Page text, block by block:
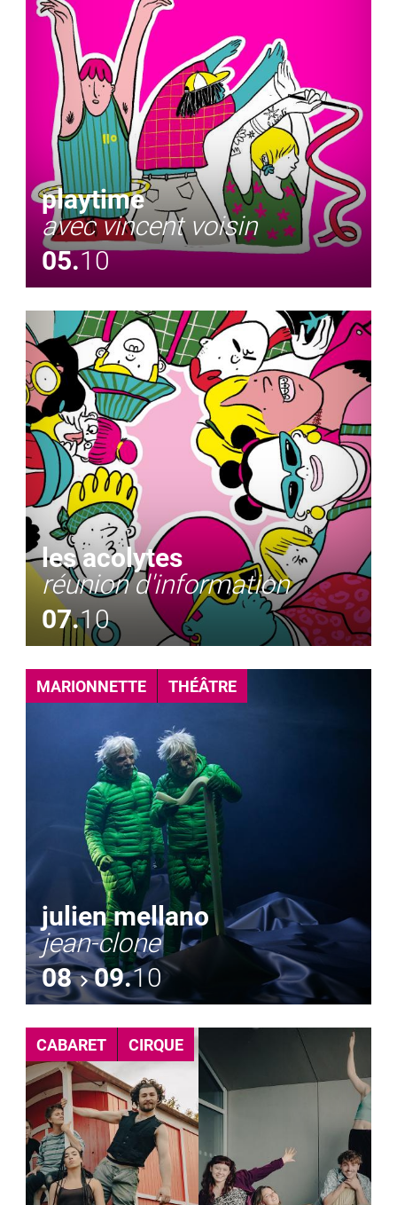
playtime
avec vincent voisin
05.10
les acolytes
réunion d'information
07.10
MARIONNETTE THÉÂTRE
julien mellano
jean-clone
08
09.10
CABARET CIRQUE